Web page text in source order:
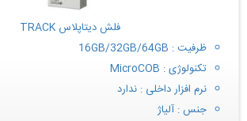
فلش دیتاپلاس TRACK
ظرفیت : 16GB/32GB/64GB
تکنولوژی : MicroCOB
نرم افزار داخلی : ندارد
جنس : آلیاژ